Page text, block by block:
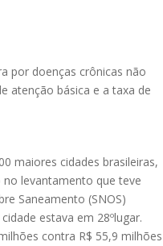
por doenças crônicas não
atenção básica e a taxa de
maiores cidades brasileiras,
no levantamento que teve
Saneamento (SNOS)
estava em 28ºlugar.
contra R$ 55,9 milhões